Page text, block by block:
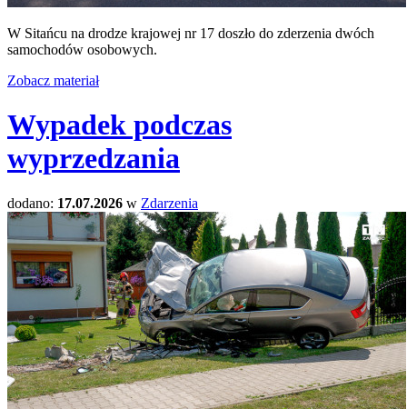
W Sitańcu na drodze krajowej nr 17 doszło do zderzenia dwóch
samochodów osobowych.
Zobacz materiał
Wypadek podczas
wyprzedzania
dodano: 17.07.2026 w Zdarzenia